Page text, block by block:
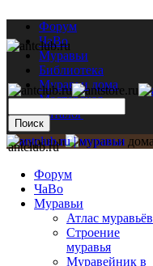
Форум
ЧаВо
Муравьи
Библиотека
Муравьи дома
Мастерская
Каталог
antclub.ru
Форум
ЧаВо
Муравьи
Атлас муравьёв
Строение
муравья
Муравейник в